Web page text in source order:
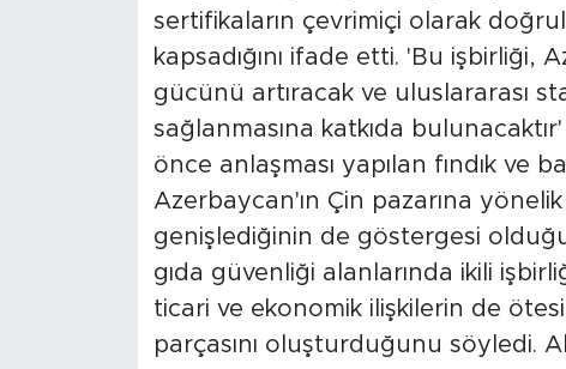
sertifikaların çevrimiçi olarak
kapsadığını ifade etti. 'Bu
gücünü artıracak ve uluslararası
sağlanmasına katkıda
önce anlaşması yapılan fındık ve
Azerbaycan'ın Çin pazarına
genişlediğinin de göstergesi
gıda güvenliği alanlarında ikili
ticari ve ekonomik ilişkilerin de
parçasını oluşturduğunu söyledi.